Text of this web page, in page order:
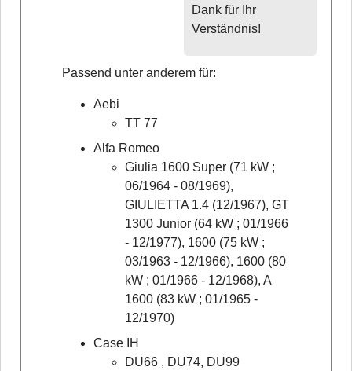
Dank für Ihr
Verständnis!
Passend unter anderem für:
Aebi
TT 77
Alfa Romeo
Giulia 1600 Super (71 kW ;
06/1964 - 08/1969),
GIULIETTA 1.4 (12/1967), GT
1300 Junior (64 kW ; 01/1966
- 12/1977), 1600 (75 kW ;
03/1963 - 12/1966), 1600 (80
kW ; 01/1966 - 12/1968), A
1600 (83 kW ; 01/1965 -
12/1970)
Case IH
DU66 , DU74, DU99